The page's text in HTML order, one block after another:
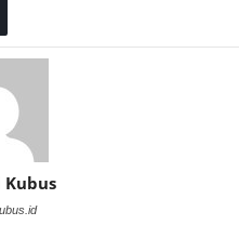
Kubus